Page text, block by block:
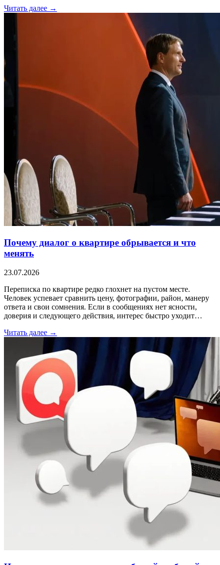
Читать далее →
Почему диалог о квартире обрывается и что
менять
23.07.2026
Переписка по квартире редко глохнет на пустом месте.
Человек успевает сравнить цену, фотографии, район, манеру
ответа и свои сомнения. Если в сообщениях нет ясности,
доверия и следующего действия, интерес быстро уходит…
Читать далее →